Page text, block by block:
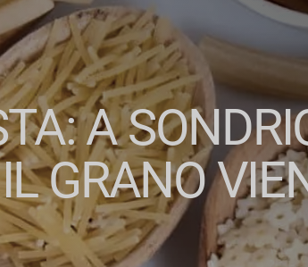
A
IL GRANO